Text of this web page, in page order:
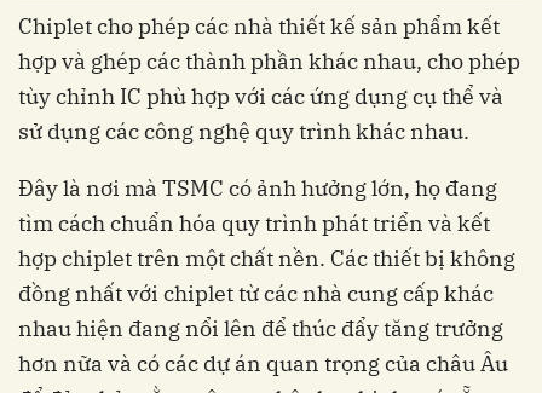
Chiplet cho phép các nhà thiết kế sản phẩm kết
hợp và ghép các thành phần khác nhau, cho phép
tùy chỉnh IC phù hợp với các ứng dụng cụ thể và
sử dụng các công nghệ quy trình khác nhau.
Đây là nơi mà TSMC có ảnh hưởng lớn, họ đang
tìm cách chuẩn hóa quy trình phát triển và kết
hợp chiplet trên một chất nền. Các thiết bị không
đồng nhất với chiplet từ các nhà cung cấp khác
nhau hiện đang nổi lên để thúc đẩy tăng trưởng
hơn nữa và có các dự án quan trọng của châu Âu